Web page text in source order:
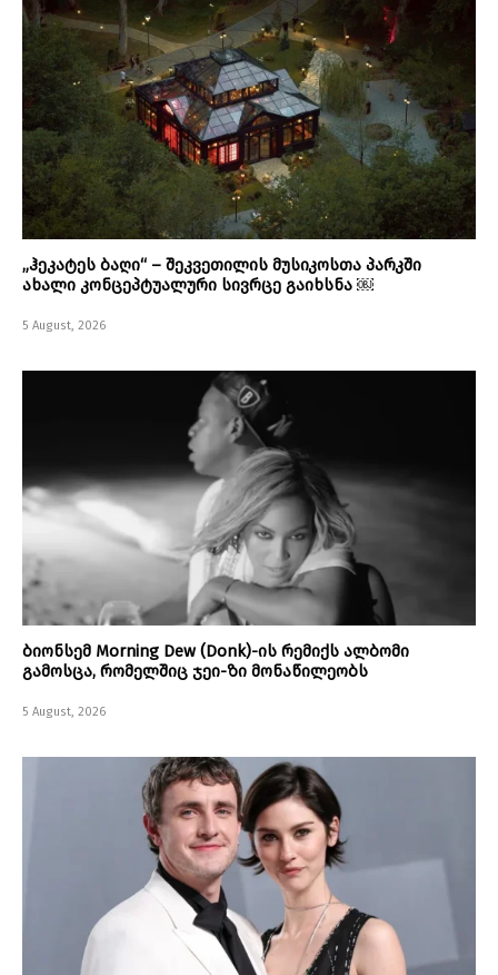
„ჰეკატეს ბაღი“ – შეკვეთილის მუსიკოსთა პარკში
ახალი კონცეპტუალური სივრცე გაიხსნა ￼
5 August, 2026
ბიონსემ Morning Dew (Donk)-ის რემიქს ალბომი
გამოსცა, რომელშიც ჯეი-ზი მონაწილეობს
5 August, 2026